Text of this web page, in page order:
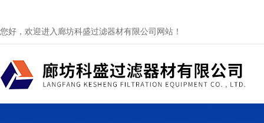
您好，欢迎进入廊坊科盛过滤器材有限公司网站！